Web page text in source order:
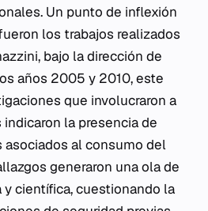
Un punto de inflexión
los trabajos realizados
bajo la dirección de
años 2005 y 2010, este
que involucraron a
la presencia de
al consumo del
generaron una ola de
científica, cuestionando la